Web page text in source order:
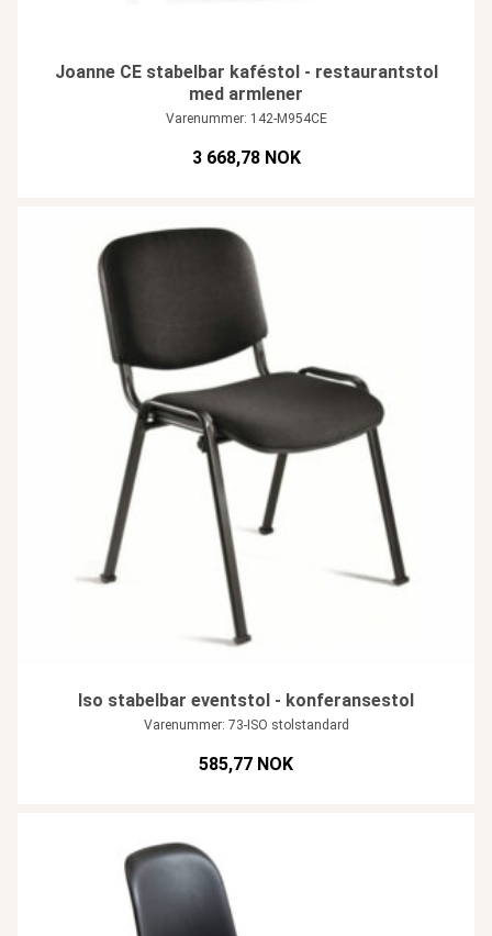
Joanne CE stabelbar kaféstol - restaurantstol
med armlener
Varenummer: 142-M954CE
3 668,78 NOK
Iso stabelbar eventstol - konferansestol
Varenummer: 73-ISO stolstandard
585,77 NOK